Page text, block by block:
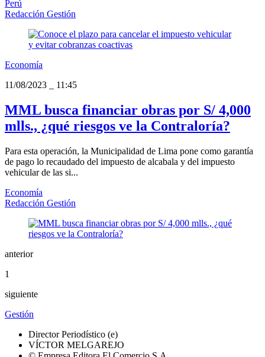
Perú
Redacción Gestión
Economía
11/08/2023
11:45
MML busca financiar obras por S/ 4,000
mlls., ¿qué riesgos ve la Contraloría?
Para esta operación, la Municipalidad de Lima pone como garantía
de pago lo recaudado del impuesto de alcabala y del impuesto
vehicular de las si...
Economía
Redacción Gestión
anterior
1
siguiente
Gestión
Director Periodístico (e)
VÍCTOR MELGAREJO